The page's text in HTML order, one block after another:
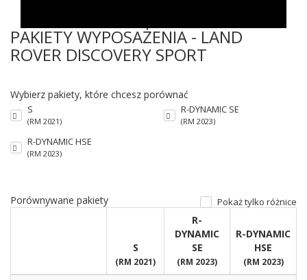
PAKIETY WYPOSAŻENIA - LAND
ROVER DISCOVERY SPORT
Wybierz pakiety, które chcesz porównać
S
(RM 2021)
R-DYNAMIC SE
(RM 2023)
R-DYNAMIC HSE
(RM 2023)
Porównywane pakiety Pokaż tylko różnice
S
(RM 2021)
R-
DYNAMIC
SE
(RM 2023)
R-DYNAMIC
HSE
(RM 2023)